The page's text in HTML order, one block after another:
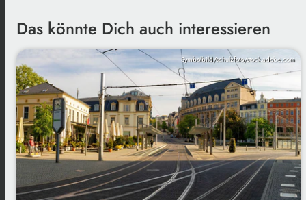
Das könnte Dich auch interessieren
Symbolbild/schulzfoto/stock.adobe.com